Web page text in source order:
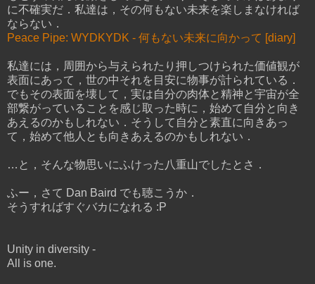
に不確実だ．私達は，その何もない未来を楽しまなければ
ならない．
Peace Pipe: WYDKYDK - 何もない未来に向かって [diary]
私達には，周囲から与えられたり押しつけられた価値観が
表面にあって，世の中それを目安に物事が計られている．
でもその表面を壊して，実は自分の肉体と精神と宇宙が全
部繋がっていることを感じ取った時に，始めて自分と向き
あえるのかもしれない．そうして自分と素直に向きあっ
て，始めて他人とも向きあえるのかもしれない．
…と，そんな物思いにふけった八重山でしたとさ．
ふー，さて Dan Baird でも聴こうか．
そうすればすぐバカになれる :P
Unity in diversity -
All is one.